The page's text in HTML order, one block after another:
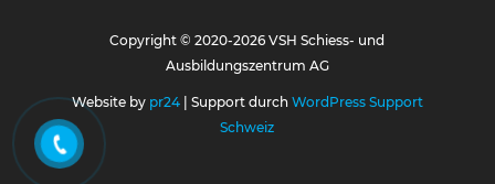
Copyright © 2020-2026 VSH Schiess- und
Ausbildungszentrum AG
Website by pr24| Support durch WordPress Support
Schweiz